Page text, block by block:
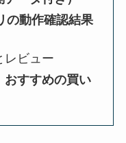
の動作確認結果
レビュー
おすすめの買い